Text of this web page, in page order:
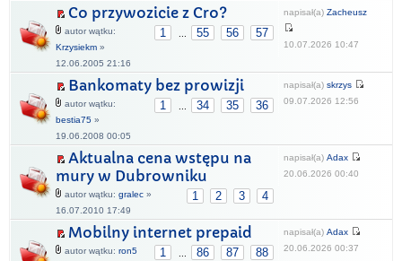
Co przywozicie z Cro?
1 55 56 57
autor wątku:
Krzysiekm »
12.06.2005 21:16
napisał(a) Zacheusz
10.07.2026 10:47
Bankomaty bez prowizji
1 34 35 36
autor wątku:
bestia75 »
19.06.2008 00:05
napisał(a) skrzys
09.07.2026 12:56
Aktualna cena wstępu na
mury w Dubrowniku
1 2 3 4
autor wątku: gralec »
16.07.2010 17:49
napisał(a) Adax
20.06.2026 00:40
Mobilny internet prepaid
1 86 87 88
autor wątku: ron5
napisał(a) Adax
20.06.2026 00:37